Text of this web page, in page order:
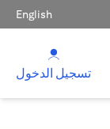
English
تسجيل الدخول